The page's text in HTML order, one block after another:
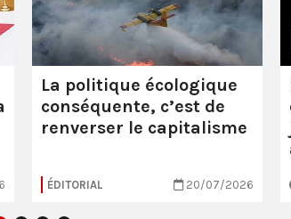
La politique écologique
conséquente, c’est de
renverser le capitalisme
ÉDITORIAL 20/07/2026